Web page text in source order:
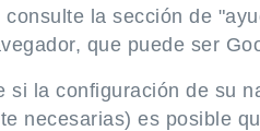
la sección de
que puede ser
si la configuración de su
necesarias) es posible